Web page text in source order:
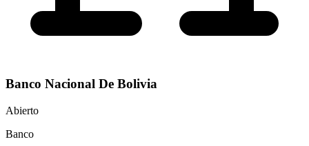
Banco Nacional De Bolivia
Abierto
Banco